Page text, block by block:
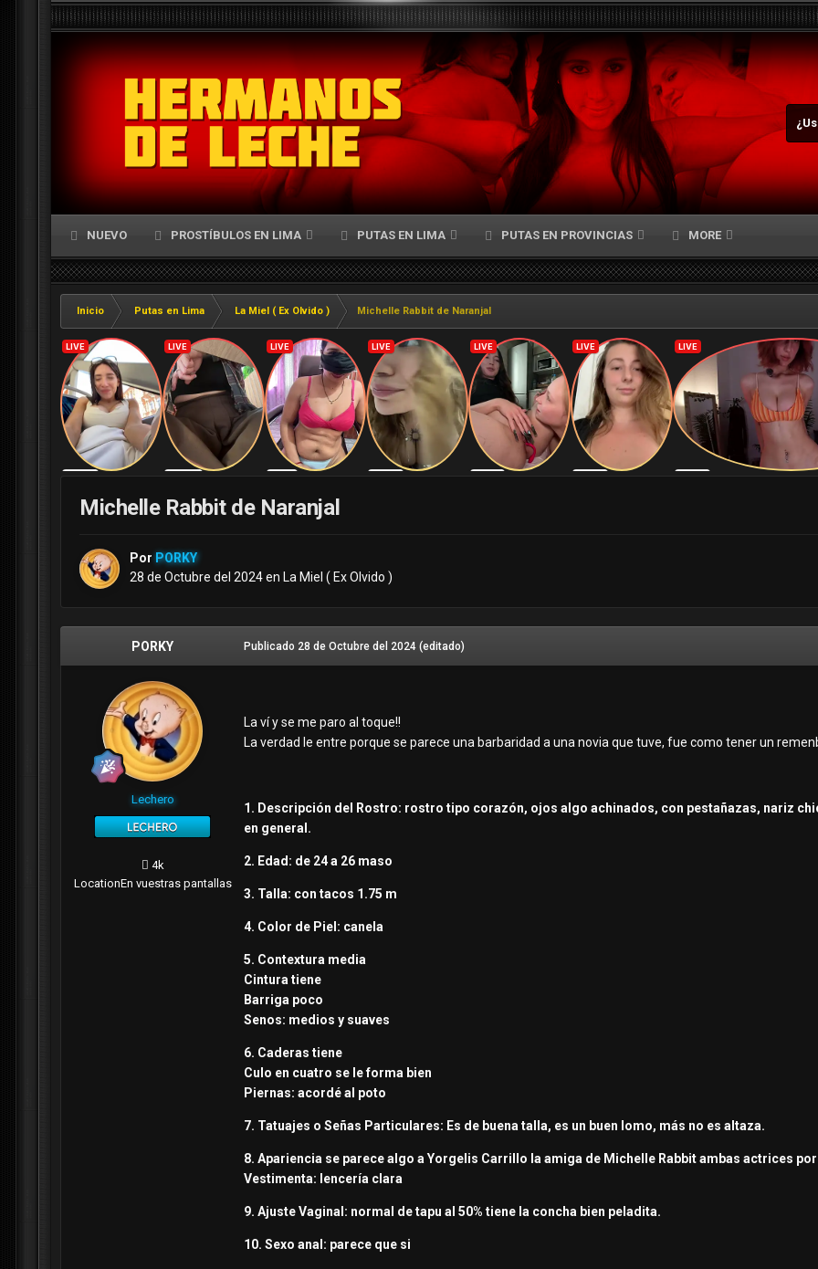
NUEVO PROSTÍBULOS EN LIMA PUTAS EN LIMA PUTAS EN PROVINCIAS MORE
Inicio Putas en Lima La Miel ( Ex Olvido ) Michelle Rabbit de Naranjal
Michelle Rabbit de Naranjal
Por PORKY
28 de Octubre del 2024en La Miel ( Ex Olvido )
PORKY
Lechero
4k
LocationEn vuestras pantallas
Publicado 28 de Octubre del 2024 (editado)
La ví y se me paro al toque!!
La verdad le entre porque se parece una barbaridad a una novia que tuve, fue como tener un
1. Descripción del Rostro: rostro tipo corazón, ojos algo achinados, con pestañazas, nariz
en general.
2. Edad: de 24 a 26 maso
3. Talla: con tacos 1.75 m
4. Color de Piel: canela
5. Contextura media
Cintura tiene
Barriga poco
Senos: medios y suaves
6. Caderas tiene
Culo en cuatro se le forma bien
Piernas: acordé al poto
7. Tatuajes o Señas Particulares: Es de buena talla, es un buen lomo, más no es altaza.
8. Apariencia se parece algo a Yorgelis Carrillo la amiga de Michelle Rabbit ambas actrices
Vestimenta: lencería clara
9. Ajuste Vaginal: normal de tapu al 50% tiene la concha bien peladita.
10. Sexo anal: parece que si